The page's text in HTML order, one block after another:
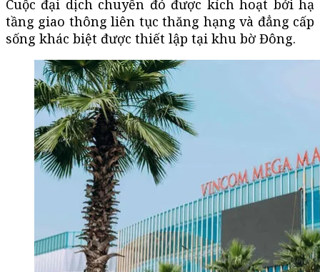
Cuộc đại dịch chuyển đó được kích hoạt bởi hạ
tầng giao thông liên tục thăng hạng và đẳng cấp
sống khác biệt được thiết lập tại khu bờ Đông.